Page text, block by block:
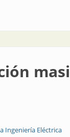
en la
Ingeniería Eléctrica